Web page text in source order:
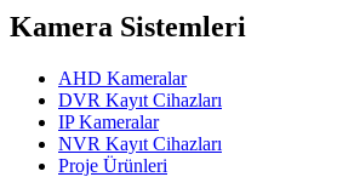
Kamera Sistemleri
AHD Kameralar
DVR Kayıt Cihazları
IP Kameralar
NVR Kayıt Cihazları
Proje Ürünleri